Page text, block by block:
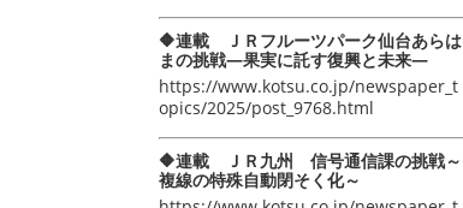
🔶連載 ＪＲフルーツパーク仙台あらは
まの挑戦―果実に託す復興と未来―
https://www.kotsu.co.jp/newspaper_t
opics/2025/post_9768.html
🔶連載 ＪＲ九州 信号通信課の挑戦～
複線の特殊自動閉そく化～